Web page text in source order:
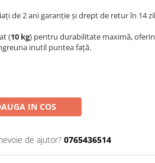
de 2 ani garanție și drept de retur în 14
(10 kg) pentru durabilitate maximă,
inutil puntea față.
IN COS
de ajutor? 0765436514